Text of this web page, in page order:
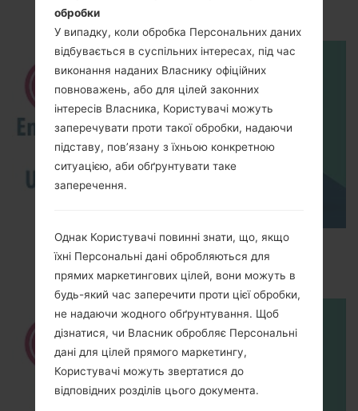
akaLG K10
How to Enable Developer Options & USB
Debugging on LG ?
обробки
У випадку, коли обробка Персональних даних
відбувається в суспільних інтересах, під час
виконання наданих Власнику офіційних
повноважень, або для цілей законних
інтересів Власника, Користувачі можуть
заперечувати проти такої обробки, надаючи
підставу, пов’язану з їхньою конкретною
ситуацією, аби обґрунтувати таке
заперечення.
Однак Користувачі повинні знати, що, якщо
їхні Персональні дані обробляються для
прямих маркетингових цілей, вони можуть в
будь-який час заперечити проти цієї обробки,
не надаючи жодного обґрунтування. Щоб
дізнатися, чи Власник обробляє Персональні
дані для цілей прямого маркетингу,
Користувачі можуть звертатися до
відповідних розділів цього документа.